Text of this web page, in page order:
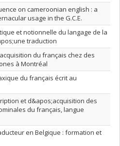
on cameroonian english : a
usage in the G.C.E.
et notionnelle du langage de la
traduction
du français chez des
à Montréal
du français écrit au
et d&apos;acquisition des
du français, langue
en Belgique : formation et